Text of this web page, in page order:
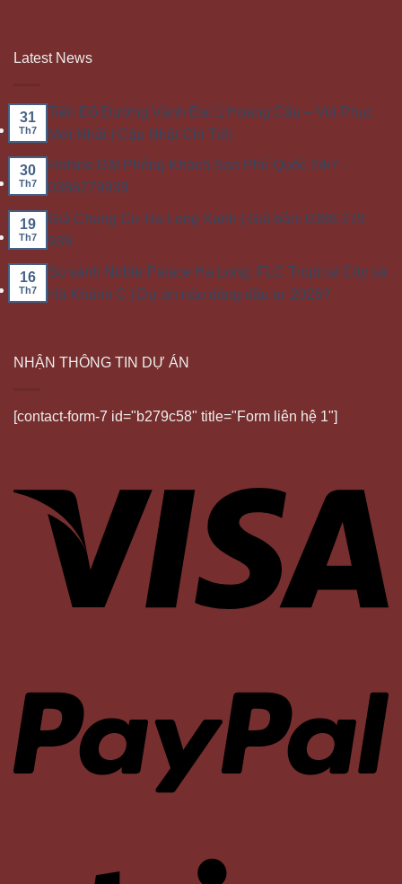
Latest News
31
Th7
Tiến Độ Đường Vành Đai 1 Hoàng Cầu – Voi Phục
Mới Nhất | Cập Nhật Chi Tiết
30
Th7
Hotline Đặt Phòng Khách Sạn Phú Quốc 24/7 –
0386279939
19
Th7
Giá Chung Cư Hạ Long Xanh | Giá bán: 0386 279
939
16
Th7
So sánh Noble Palace Hạ Long, FLC Tropical City và
Hà Khánh C | Dự án nào đáng đầu tư 2026?
NHẬN THÔNG TIN DỰ ÁN
[contact-form-7 id="b279c58" title="Form liên hệ 1"]